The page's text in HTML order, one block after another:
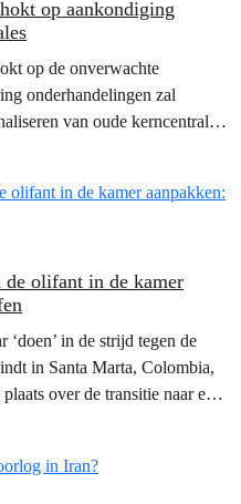
op aankondiging
op de onverwachte
onderhandelingen zal
van oude kerncentrales.
de olifant in de kamer
‘doen’ in de strijd tegen de
in Santa Marta, Colombia,
over de transitie naar een
Een coalitie van meer dan 50
Ze willen oplossingen en